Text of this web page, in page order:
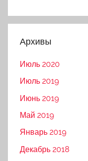
Архивы
Июль 2020
Июль 2019
Июнь 2019
Май 2019
Январь 2019
Декабрь 2018